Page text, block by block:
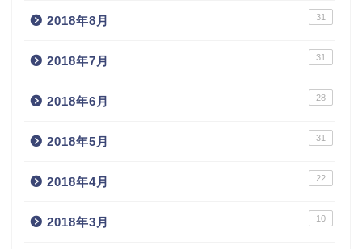
2018年8月 31
2018年7月 31
2018年6月 28
2018年5月 31
2018年4月 22
2018年3月 10